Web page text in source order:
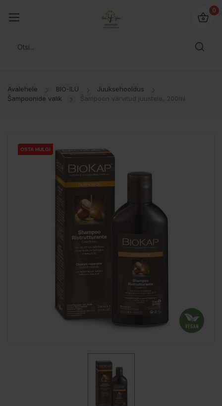
0
Avalehele BIO-ILU
Juuksehooldus
Šampoonide valik
Šampoon värvitud juustele, 200ml
OSTA HULGI
OSTA HULGI
OSTA HULGI